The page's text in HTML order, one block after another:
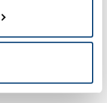
Puolen siniaallon